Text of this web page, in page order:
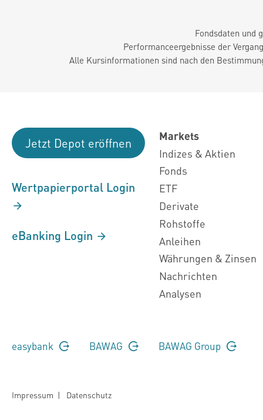
Fondsdaten und
Performanceergebnisse der
Alle Kursinformationen sind nach den
Jetzt Depot eröffnen
Wertpapierportal Login
eBanking Login
Markets
Indizes & Aktien
Fonds
ETF
Derivate
Rohstoffe
Anleihen
Währungen & Zinsen
Nachrichten
Analysen
easybank BAWAG BAWAG Group
Impressum | Datenschutz